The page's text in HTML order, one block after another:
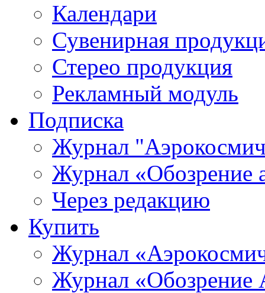
Календари
Сувенирная
Стерео продукция
Рекламный модуль
Подписка
Журнал
Журнал «Обозрение
Через редакцию
Купить
Журнал
Журнал «Обозрение